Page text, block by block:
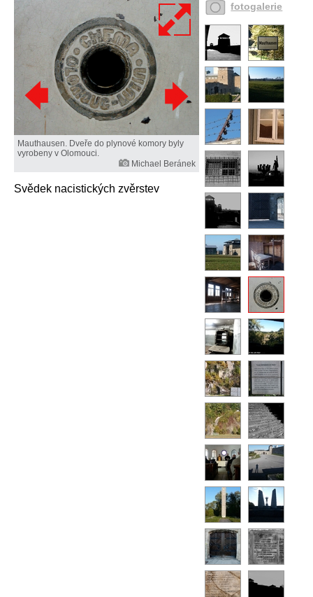
Mauthausen. Dveře do plynové komory byly
vyrobeny v Olomouci.
Michael Beránek
Svědek nacistických zvěrstev
fotogalerie